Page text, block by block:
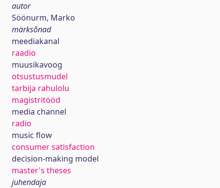
autor
Söönurm, Marko
märksõnad
meediakanal
raadio
muusikavoog
otsustusmudel
tarbija rahulolu
magistritööd
media channel
radio
music flow
consumer satisfaction
decision-making model
master's theses
juhendaja